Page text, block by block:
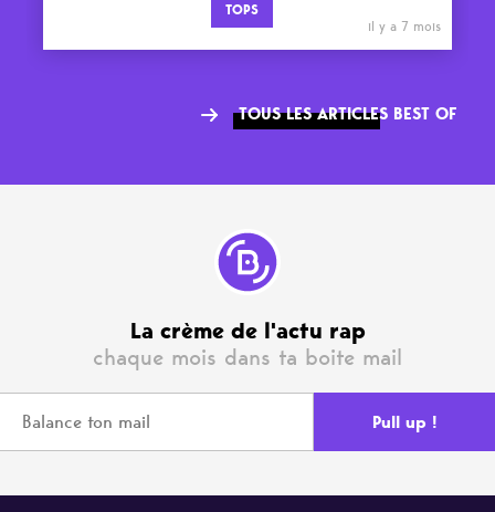
TOPS
il y a 7 mois
TOUS LES ARTICLES BEST OF
La crème de l'actu rap
chaque mois dans ta boite mail